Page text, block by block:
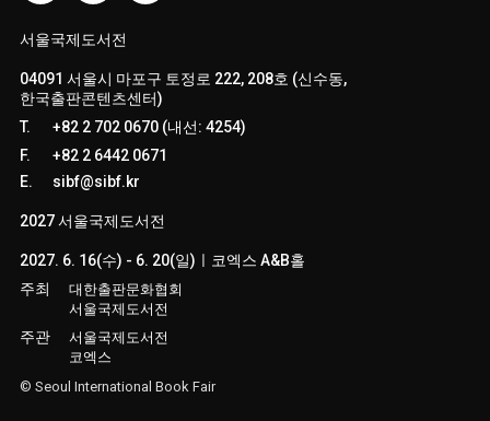
서울국제도서전
04091 서울시 마포구 토정로 222, 208호 (신수동,
한국출판콘텐츠센터)
T.
+82 2 702 0670 (내선: 4254)
F.
+82 2 6442 0671
E.
sibf@sibf.kr
2027 서울국제도서전
2027. 6. 16(수) - 6. 20(일)ㅣ코엑스 A&B홀
주최
대한출판문화협회
서울국제도서전
주관
서울국제도서전
코엑스
© Seoul International Book Fair